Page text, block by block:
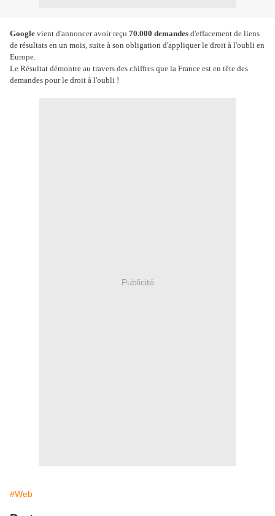
Google vient d'annoncer avoir reçu 70.000 demandes d'effacement de liens
de résultats en un mois, suite à son obligation d'appliquer le droit à l'oubli en
Europe.
Le Résultat démontre au travers des chiffres que la France est en tête des
demandes pour le droit à l'oubli !
Publicité
#Web